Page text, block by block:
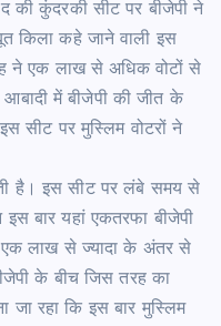
की कुंदरकी सीट पर बीजेपी ने
किला कहे जाने वाली इस
ने एक लाख से अधिक वोटों से
में बीजेपी की जीत के
सीट पर मुस्लिम वोटरों ने
है। इस सीट पर लंबे समय से
इस बार यहां एकतरफा बीजेपी
एक लाख से ज्यादा के अंतर से
के बीच जिस तरह का
जा रहा कि इस बार मुस्लिम